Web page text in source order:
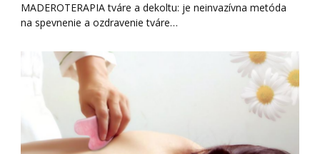
MADEROTERAPIA tváre a dekoltu: je neinvazívna metóda
na spevnenie a ozdravenie tváre…